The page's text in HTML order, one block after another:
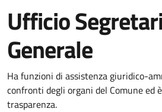
Ufficio
Generale
Ha funzioni di assistenza giuridico-
confronti degli organi del Comune ed
trasparenza.